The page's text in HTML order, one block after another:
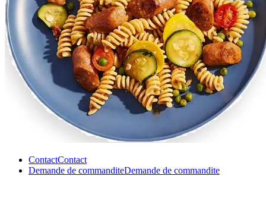
ContactContact
Demande de commanditeDemande de commandite